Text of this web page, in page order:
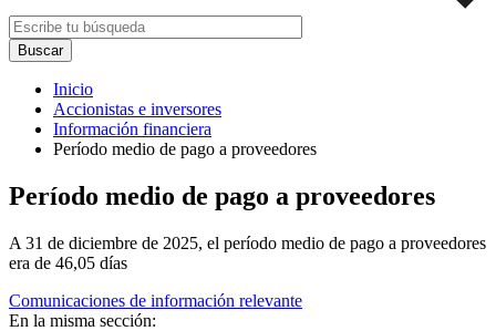
Inicio
Accionistas e inversores
Información financiera
Período medio de pago a proveedores
Período medio de pago a proveedores
A 31 de diciembre de 2025, el período medio de pago a proveedores
era de 46,05 días
Comunicaciones de información relevante
En la misma sección: